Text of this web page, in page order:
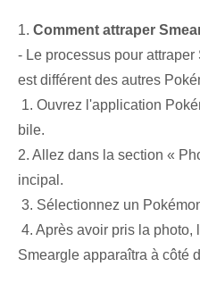
1. Comment attraper
-‍ Le processus pour
est différent des autres
1. Ouvrez l'application
bile⁢.
2. Allez dans la section «
incipal.
3. Sélectionnez un
4. Après avoir pris la
Smeargle apparaîtra à côté